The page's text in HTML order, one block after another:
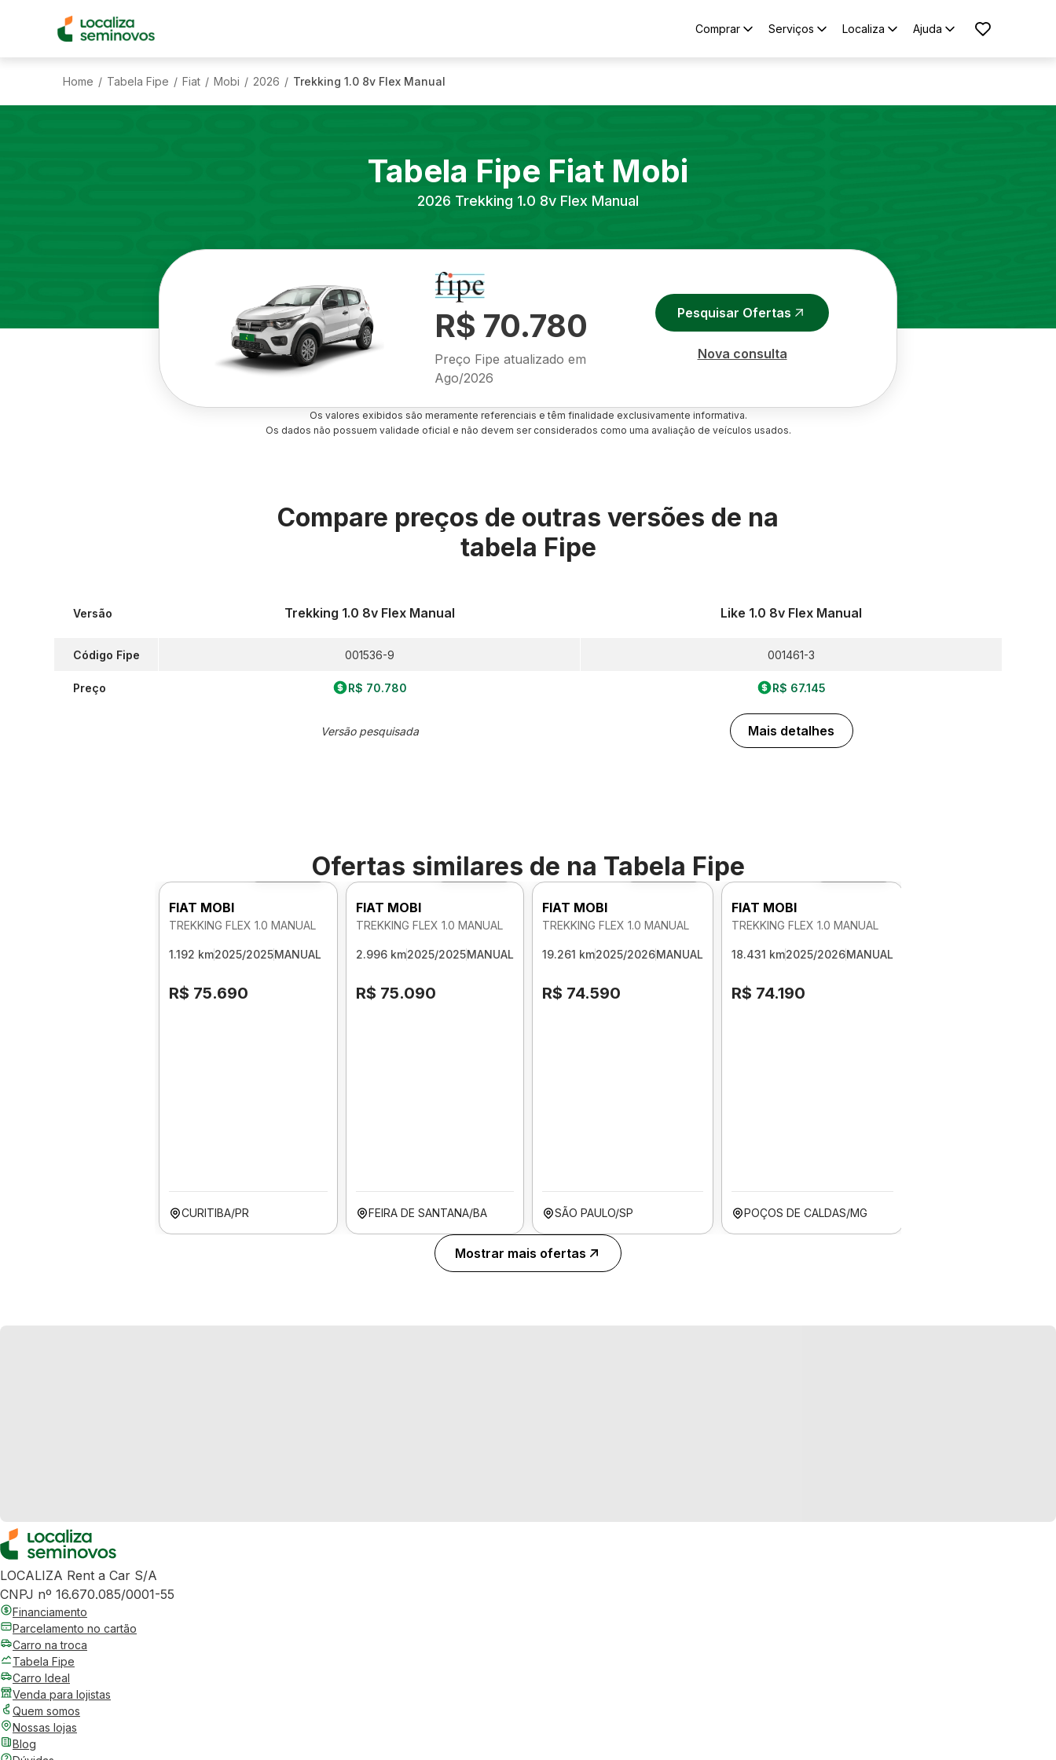
Comprar Serviços Localiza Ajuda
Home / Tabela Fipe / Fiat / Mobi / 2026 / Trekking 1.0 8v Flex Manual
Tabela Fipe Fiat Mobi
2026 Trekking 1.0 8v Flex Manual
R$ 70.780
Preço Fipe atualizado em
Ago/2026
Pesquisar Ofertas
Nova consulta
Os valores exibidos são meramente referenciais e têm finalidade exclusivamente informativa.
Os dados não possuem validade oficial e não devem ser considerados como uma avaliação de veículos usados.
Compare preços de outras versões de na
tabela Fipe
Versão
Código Fipe
Preço
Trekking 1.0 8v Flex Manual
001536-9
R$ 70.780
Versão pesquisada
Like 1.0 8v Flex Manual
001461-3
R$ 67.145
Mais detalhes
Ofertas similares de na Tabela Fipe
Foto 360º
FIAT MOBI
TREKKING FLEX 1.0 MANUAL
1.192 km2025/2025MANUAL
R$ 75.690
CURITIBA/PR
Foto 360º
FIAT MOBI
TREKKING FLEX 1.0 MANUAL
2.996 km2025/2025MANUAL
R$ 75.090
FEIRA DE SANTANA/BA
Foto 360º
FIAT MOBI
TREKKING FLEX 1.0 MANUAL
19.261 km2025/2026MANUAL
R$ 74.590
SÃO PAULO/SP
FIAT MOBI
TREKKING FLEX 1.0 MANUAL
18.431 km2025/2026MANUAL
R$ 74.190
POÇOS DE CALDAS/MG
Mostrar mais ofertas
LOCALIZA Rent a Car S/A
CNPJ nº 16.670.085/0001-55
Financiamento
Parcelamento no cartão
Carro na troca
Tabela Fipe
Carro Ideal
Venda para lojistas
Quem somos
Nossas lojas
Blog